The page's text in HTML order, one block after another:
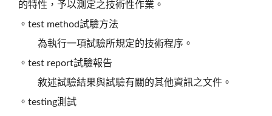
的特性，予以測定之技術性作業。
。test method試驗方法
為執行一項試驗所規定的技術程序。
。test report試驗報告
敘述試驗結果與試驗有關的其他資訊之文件。
。testing測試